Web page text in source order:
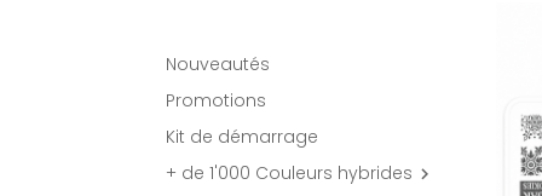
Nouveautés
Promotions
Kit de démarrage
+ de 1'000 Couleurs hybrides 